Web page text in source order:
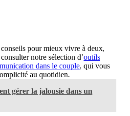
pour mieux vivre à deux,
notre sélection d’outils
dans le couple, qui vous
au quotidien.
gérer la jalousie dans un